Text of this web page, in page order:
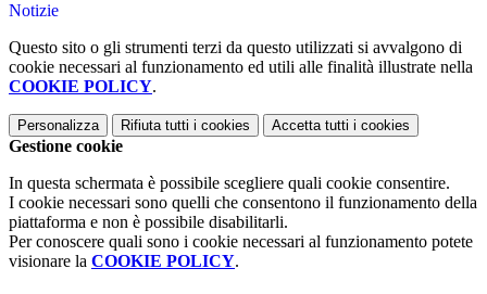
Notizie
Questo sito o gli strumenti terzi da questo utilizzati si avvalgono di
cookie necessari al funzionamento ed utili alle finalità illustrate nella
COOKIE POLICY.
Personalizza Rifiuta tutti i cookies Accetta tutti i cookies
Gestione cookie
In questa schermata è possibile scegliere quali cookie consentire.
I cookie necessari sono quelli che consentono il funzionamento della
piattaforma e non è possibile disabilitarli.
Per conoscere quali sono i cookie necessari al funzionamento potete
visionare la COOKIE POLICY.